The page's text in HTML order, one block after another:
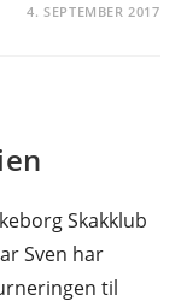
4. SEPTEMBER 2017
Skakklub
Sven har
til